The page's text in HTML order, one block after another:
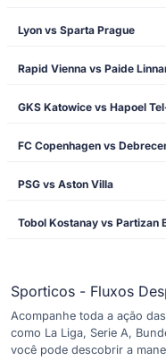
Lyon vs Sparta Prague
GKS Katowice vs Hapoel
FC Copenhagen vs
PSG vs Aston Villa
Tobol Kostanay vs Partizan
Sporticos - Fluxos
Acompanhe toda a ação
como La Liga, Serie A,
você pode descobrir a